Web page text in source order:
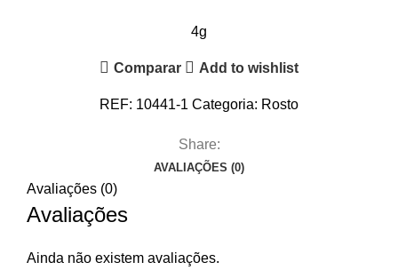
4g
Comparar Add to wishlist
REF: 10441-1 Categoria: Rosto
Share:
AVALIAÇÕES (0)
Avaliações (0)
Avaliações
Ainda não existem avaliações.